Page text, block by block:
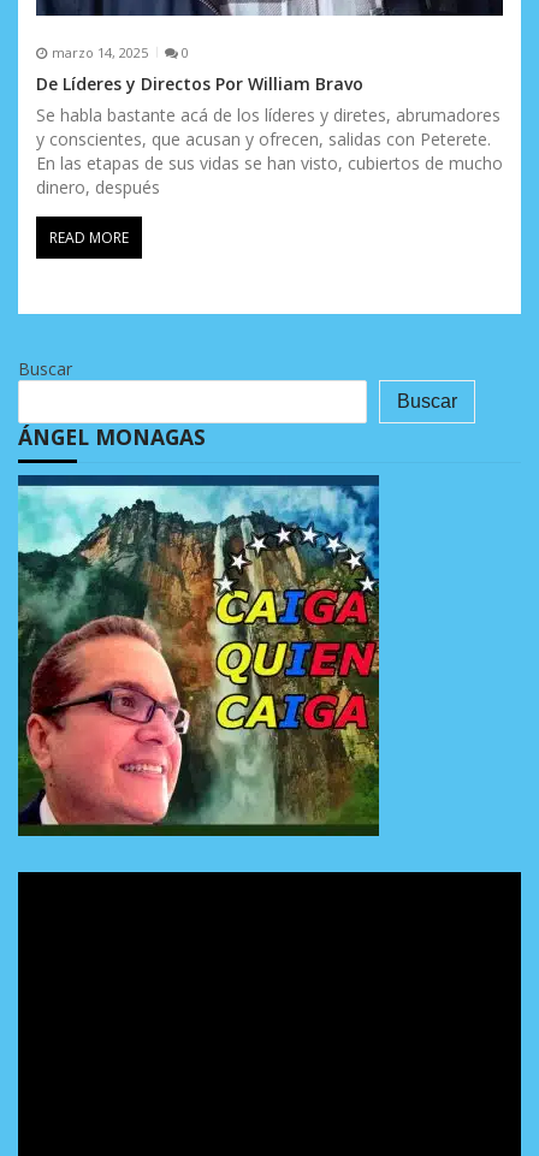
marzo 14, 2025 0
De Líderes y Directos Por William Bravo
Se habla bastante acá de los líderes y diretes, abrumadores
y conscientes, que acusan y ofrecen, salidas con Peterete.
En las etapas de sus vidas se han visto, cubiertos de mucho
dinero, después
READ MORE
Buscar
Buscar
ÁNGEL MONAGAS